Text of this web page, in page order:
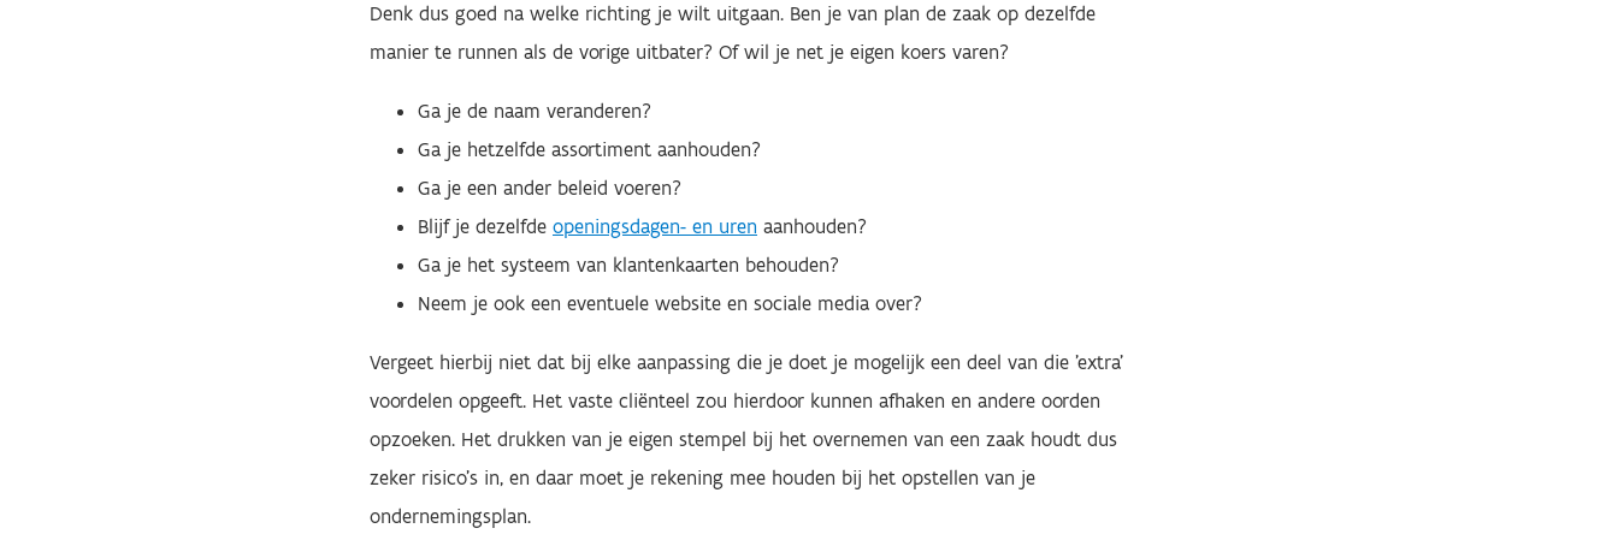
Denk dus goed na welke richting je wilt uitgaan. Ben je van plan de zaak op dezelfde
manier te runnen als de vorige uitbater? Of wil je net je eigen koers varen?
Ga je de naam veranderen?
Ga je hetzelfde assortiment aanhouden?
Ga je een ander beleid voeren?
Blijf je dezelfde openingsdagen- en uren aanhouden?
Ga je het systeem van klantenkaarten behouden?
Neem je ook een eventuele website en sociale media over?
Vergeet hierbij niet dat bij elke aanpassing die je doet je mogelijk een deel van die 'extra'
voordelen opgeeft. Het vaste cliënteel zou hierdoor kunnen afhaken en andere oorden
opzoeken. Het drukken van je eigen stempel bij het overnemen van een zaak houdt dus
zeker risico's in, en daar moet je rekening mee houden bij het opstellen van je
ondernemingsplan.